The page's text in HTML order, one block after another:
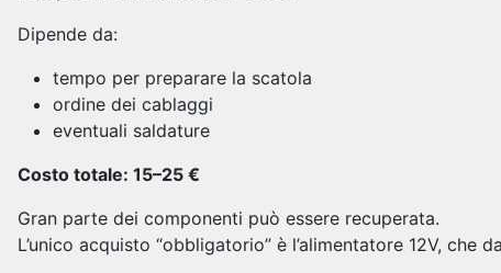
Dipende da:
tempo per preparare la scatola
ordine dei cablaggi
eventuali saldature
Costo totale: 15–25 €
Gran parte dei componenti può essere recuperata.
L’unico acquisto “obbligatorio” è l’alimentatore 12V, che